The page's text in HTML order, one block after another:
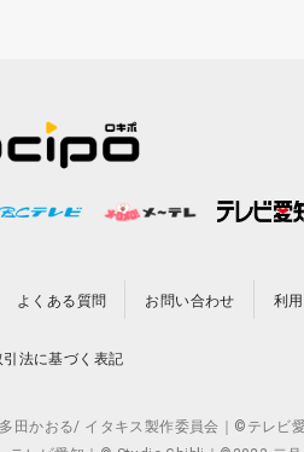
よくある質問 お問い合わせ 利
引法に基づく表記
かおる/ イタキス製作委員会｜©テレビ